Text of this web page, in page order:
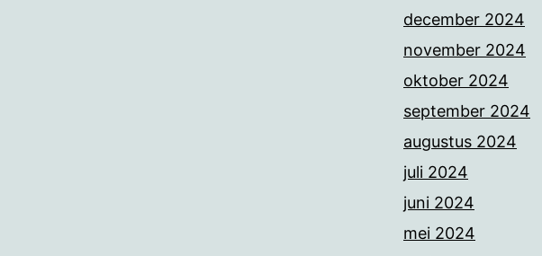
december 2024
november 2024
oktober 2024
september 2024
augustus 2024
juli 2024
juni 2024
mei 2024